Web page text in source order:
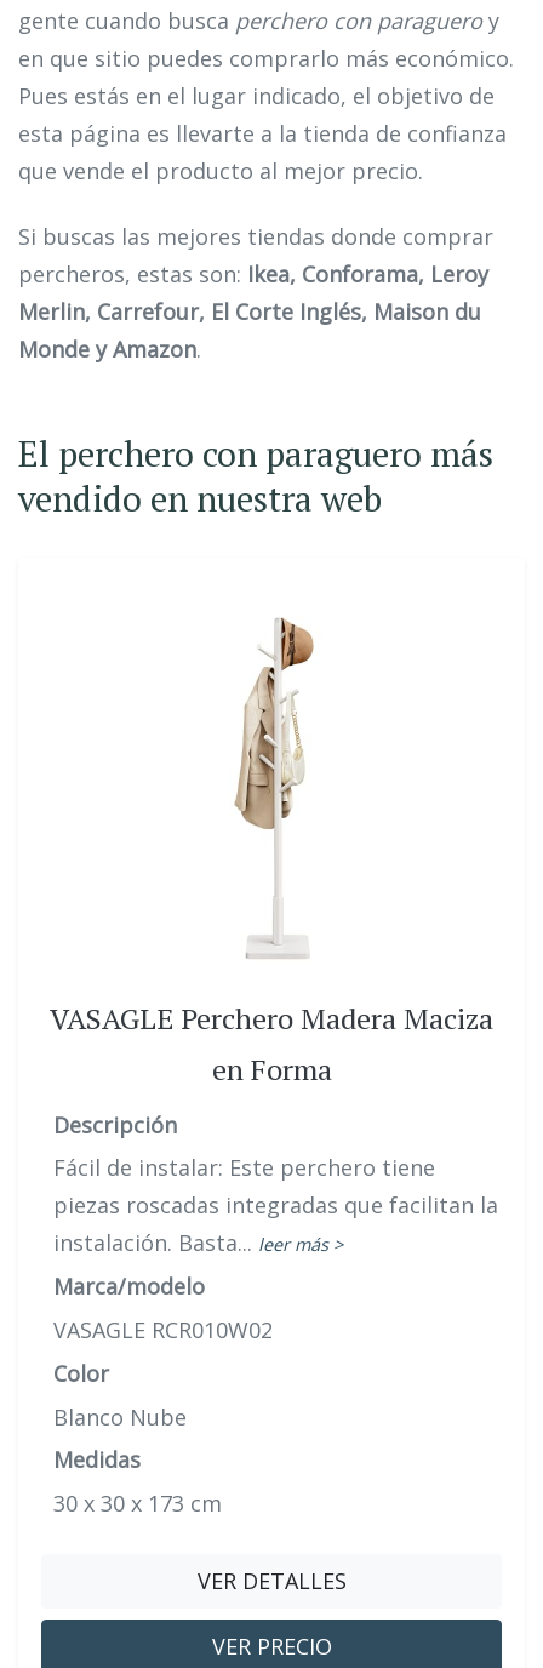
gente cuando busca perchero con paragueroy
en que sitio puedes comprarlo más económico.
Pues estás en el lugar indicado, el objetivo de
esta página es llevarte a la tienda de confianza
que vende el producto al mejor precio.
Si buscas las mejores tiendas donde comprar
percheros, estas son: Ikea, Conforama, Leroy
Merlin, Carrefour, El Corte Inglés, Maison du
Monde y Amazon.
El perchero con paraguero más
vendido en nuestra web
VASAGLE Perchero Madera Maciza
en Forma
Descripción
Fácil de instalar: Este perchero tiene
piezas roscadas integradas que facilitan la
instalación. Basta... leer más >
Marca/modelo
VASAGLE RCR010W02
Color
Blanco Nube
Medidas
30 x 30 x 173 cm
VER DETALLES
VER PRECIO